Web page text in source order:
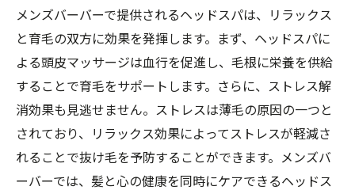
メンズバーバーで提供されるヘッドスパは、リラックス
と育毛の双方に効果を発揮します。まず、ヘッドスパに
よる頭皮マッサージは血行を促進し、毛根に栄養を供給
することで育毛をサポートします。さらに、ストレス解
消効果も見逃せません。ストレスは薄毛の原因の一つと
されており、リラックス効果によってストレスが軽減さ
れることで抜け毛を予防することができます。メンズバ
ーバーでは、髪と心の健康を同時にケアできるヘッドス